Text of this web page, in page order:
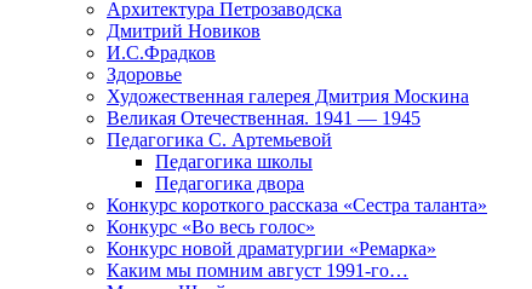
Архитектура Петрозаводска
Дмитрий Новиков
И.С.Фрадков
Здоровье
Художественная галерея Дмитрия Москина
Великая Отечественная. 1941 — 1945
Педагогика С. Артемьевой
Педагогика школы
Педагогика двора
Конкурс короткого рассказа «Сестра таланта»
Конкурс «Во весь голос»
Конкурс новой драматургии «Ремарка»
Каким мы помним август 1991-го…